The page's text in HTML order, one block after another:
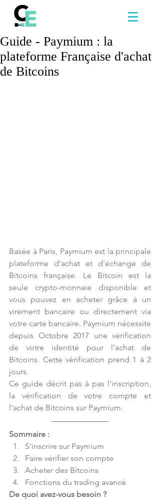
Guide - Paymium : la
plateforme Française d'achat
de Bitcoins
Basée à Paris, Paymium est la principale
plateforme d'achat et d'échange de
Bitcoins française. Le Bitcoin est la
seule crypto-monnaie disponible et
vous pouvez en acheter grâce à un
virement bancaire ou directement via
votre carte bancaire. Paymium nécessite
depuis Octobre 2017 une vérification
de votre identité pour l'achat de
Bitcoins. Cette vérification prend 1 à 2
jours.
Ce guide décrit pas à pas l'inscription,
la vérification de votre compte et
l'achat de Bitcoins sur Paymium.
Sommaire :
S'inscrire sur Paymium
Faire vérifier son compte
Acheter des Bitcoins
Fonctions du trading avancé
De quoi avez-vous besoin ?